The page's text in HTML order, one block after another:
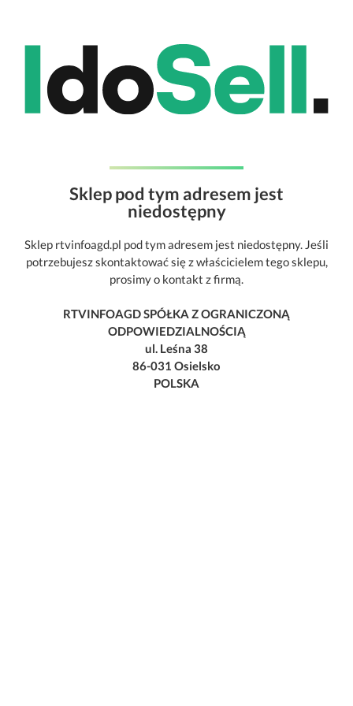
Sklep pod tym adresem jest
niedostępny
Sklep rtvinfoagd.pl pod tym adresem jest niedostępny. Jeśli
potrzebujesz skontaktować się z właścicielem tego sklepu,
prosimy o kontakt z firmą.
RTVINFOAGD SPÓŁKA Z OGRANICZONĄ
ODPOWIEDZIALNOŚCIĄ
ul. Leśna 38
86-031 Osielsko
POLSKA